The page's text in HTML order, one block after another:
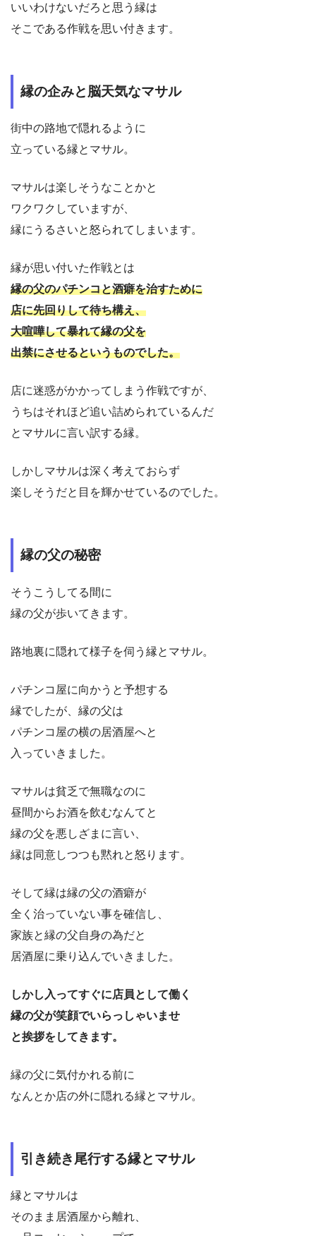
いいわけないだろと思う縁は
そこである作戦を思い付きます。
縁の企みと脳天気なマサル
街中の路地で隠れるように
立っている縁とマサル。
マサルは楽しそうなことかと
ワクワクしていますが、
縁にうるさいと怒られてしまいます。
縁が思い付いた作戦とは
縁の父のパチンコと酒癖を治すために
店に先回りして待ち構え、
大喧嘩して暴れて縁の父を
出禁にさせるというものでした。
店に迷惑がかかってしまう作戦ですが、
うちはそれほど追い詰められているんだ
とマサルに言い訳する縁。
しかしマサルは深く考えておらず
楽しそうだと目を輝かせているのでした。
縁の父の秘密
そうこうしてる間に
縁の父が歩いてきます。
路地裏に隠れて様子を伺う縁とマサル。
パチンコ屋に向かうと予想する
縁でしたが、縁の父は
パチンコ屋の横の居酒屋へと
入っていきました。
マサルは貧乏で無職なのに
昼間からお酒を飲むなんてと
縁の父を悪しざまに言い、
縁は同意しつつも黙れと怒ります。
そして縁は縁の父の酒癖が
全く治っていない事を確信し、
家族と縁の父自身の為だと
居酒屋に乗り込んでいきました。
しかし入ってすぐに店員として働く
縁の父が笑顔でいらっしゃいませ
と挨拶をしてきます。
縁の父に気付かれる前に
なんとか店の外に隠れる縁とマサル。
引き続き尾行する縁とマサル
縁とマサルは
そのまま居酒屋から離れ、